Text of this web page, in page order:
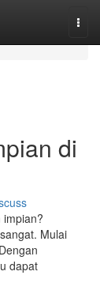
di
Mulai
dapat